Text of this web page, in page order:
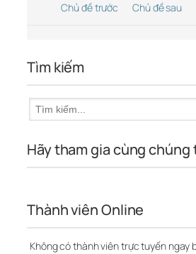
Chủ đề trước Chủ đề sau
Tìm kiếm
Hãy tham gia cùng chúng
Thành viên Online
Không có thành viên trực tuyến ngay